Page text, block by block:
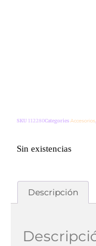
SKU 112280Categories Accesorios
Sin existencias
Descripción